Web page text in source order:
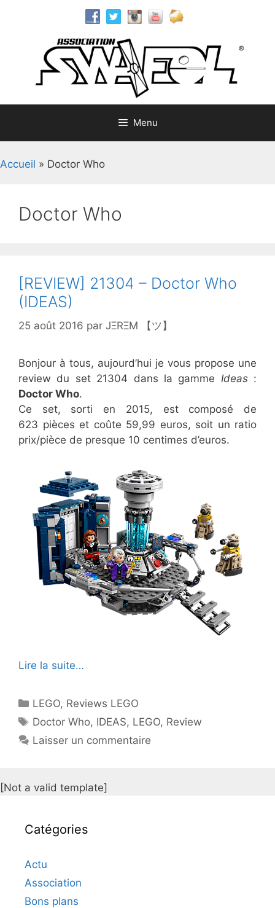
Menu
Accueil » Doctor Who
Doctor Who
[REVIEW] 21304 – Doctor Who
(IDEAS)
25 août 2016 par JΞRΞM 【ツ】
Bonjour à tous, aujourd’hui je vous propose une
review du set 21304 dans la gamme Ideas:
Doctor Who.
Ce set, sorti en 2015, est composé de
623 pièces et coûte 59,99 euros, soit un ratio
prix/pièce de presque 10 centimes d’euros.
Lire la suite…
Catégories
LEGO, Reviews LEGO
Étiquettes
Doctor Who, IDEAS, LEGO, Review
Laisser un commentaire
[Not a valid template]
Catégories
Actu
Association
Bons plans